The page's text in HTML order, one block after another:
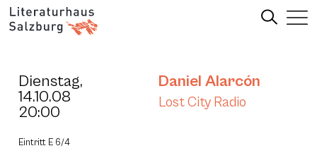
Dienstag,
14.10.08
20:00
Daniel Alarcón
Lost City Radio
Eintritt E 6/4